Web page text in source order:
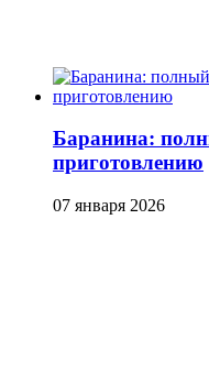
Баранина:
приготовлению
07 января 2026